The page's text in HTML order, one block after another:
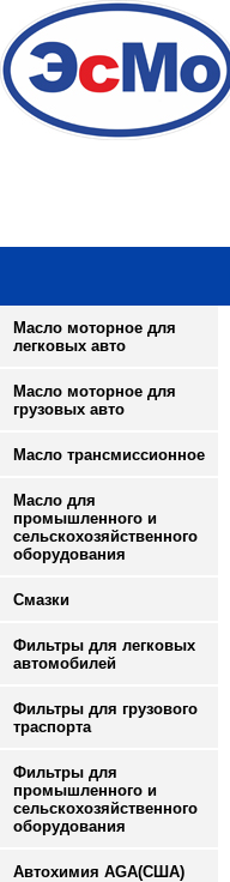
Масло моторное для
легковых авто
Масло моторное для
грузовых авто
Масло трансмиссионное
Масло для
промышленного и
сельскохозяйственного
оборудования
Смазки
Фильтры для легковых
автомобилей
Фильтры для грузового
траспорта
Фильтры для
промышленного и
сельскохозяйственного
оборудования
Автохимия AGA(США)